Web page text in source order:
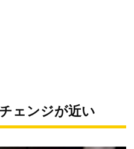
ェンジが近い